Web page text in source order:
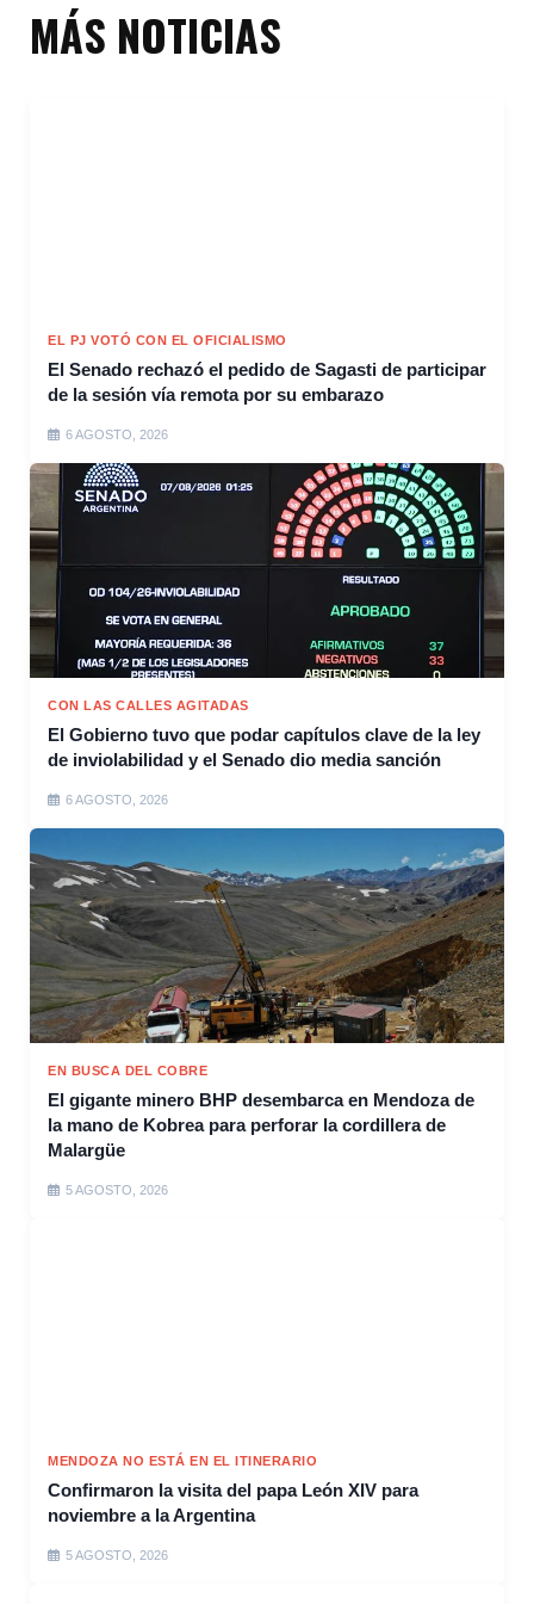
MÁS NOTICIAS
EL PJ VOTÓ CON EL OFICIALISMO
El Senado rechazó el pedido de Sagasti de participar
de la sesión vía remota por su embarazo
6 AGOSTO, 2026
CON LAS CALLES AGITADAS
El Gobierno tuvo que podar capítulos clave de la ley
de inviolabilidad y el Senado dio media sanción
6 AGOSTO, 2026
EN BUSCA DEL COBRE
El gigante minero BHP desembarca en Mendoza de
la mano de Kobrea para perforar la cordillera de
Malargüe
5 AGOSTO, 2026
MENDOZA NO ESTÁ EN EL ITINERARIO
Confirmaron la visita del papa León XIV para
noviembre a la Argentina
5 AGOSTO, 2026